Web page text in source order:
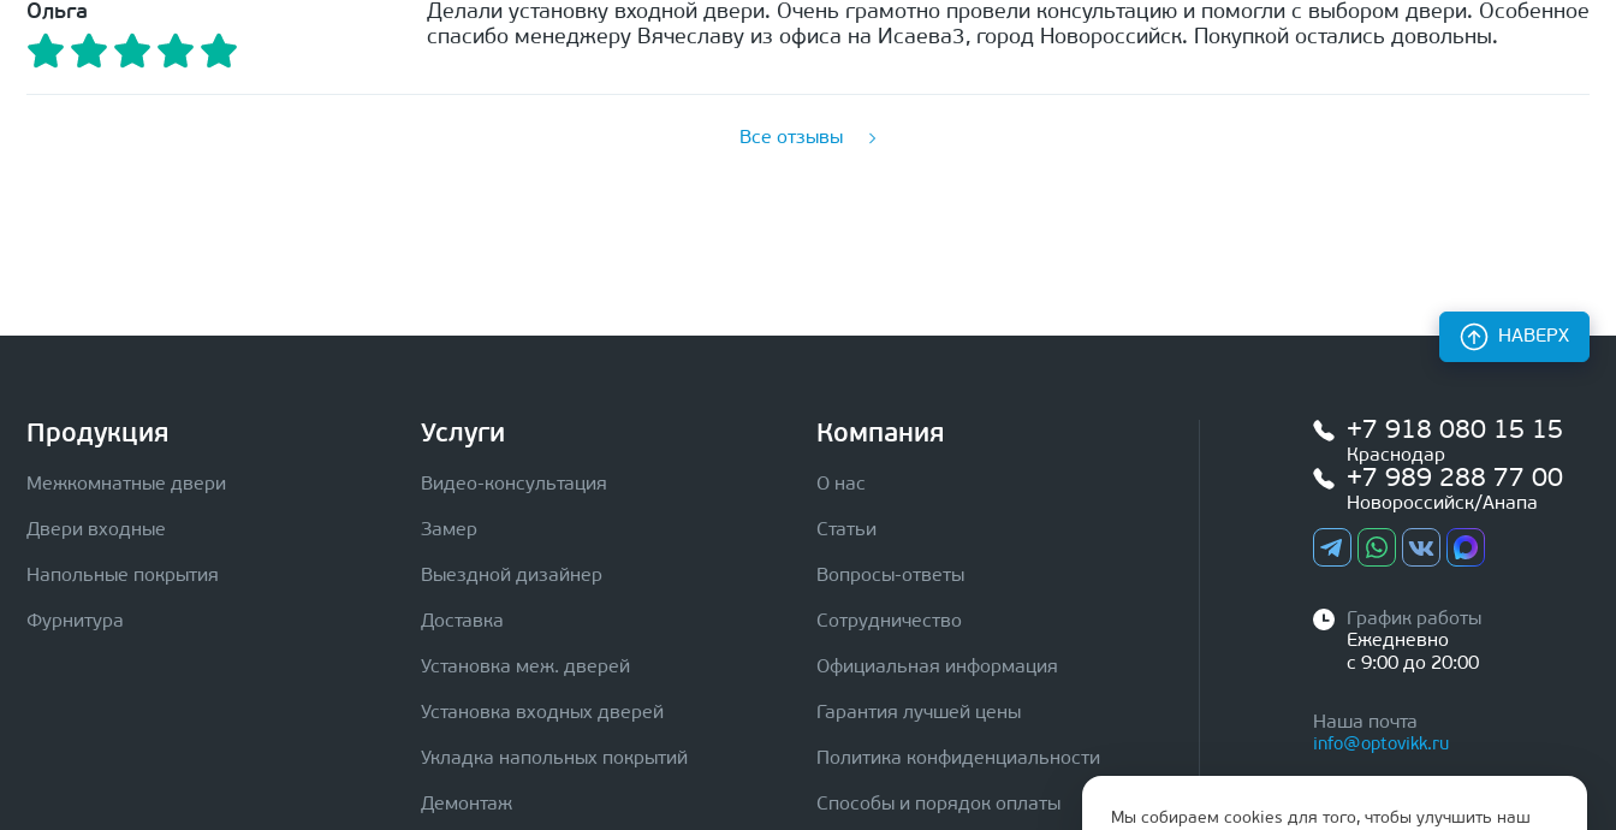
Ольга
Делали установку входной двери. Очень грамотно провели консультацию и помогли с выбором двери. Особенное
спасибо менеджеру Вячеславу из офиса на Исаева3, город Новороссийск. Покупкой остались довольны.
Все отзывы
Продукция
Межкомнатные двери
Двери входные
Напольные покрытия
Фурнитура
Услуги
Видео-консультация
Замер
Выездной дизайнер
Доставка
Установка меж. дверей
Установка входных дверей
Укладка напольных покрытий
Демонтаж
Компания
О нас
Статьи
Вопросы-ответы
Сотрудничество
Официальная информация
Гарантия лучшей цены
Политика конфиденциальности
Способы и порядок оплаты
+7 918 080 15 15
Краснодар
+7 989 288 77 00
Новороссийск/Анапа
График работы
Ежедневно
с 9:00 до 20:00
Наша почта
info@optovikk.ru
НАВЕРХ
Мы собираем cookies для того, чтобы улучшить наш